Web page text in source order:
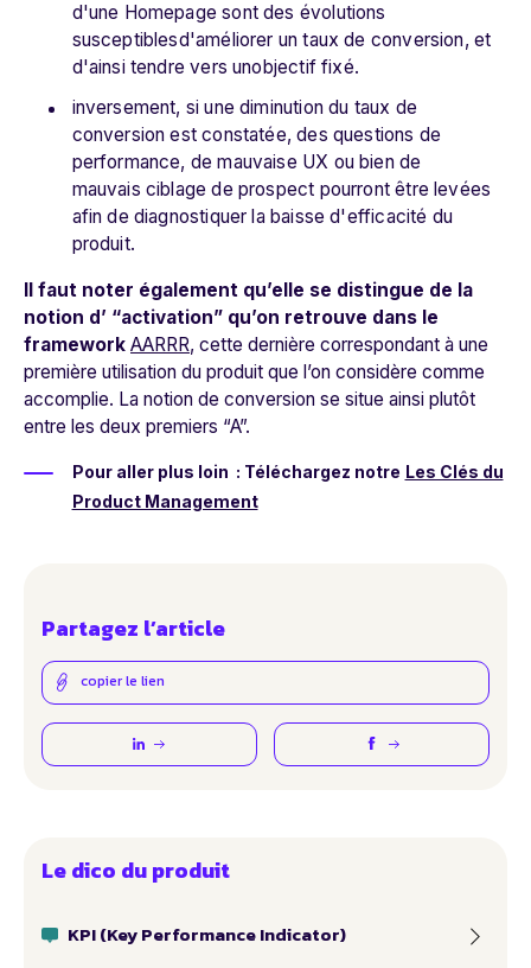
d'une Homepage sont des évolutions
susceptiblesd'améliorer un taux de conversion, et
d'ainsi tendre vers unobjectif fixé.
inversement, si une diminution du taux de
conversion est constatée, des questions de
performance, de mauvaise UX ou bien de
mauvais ciblage de prospect pourront être levées
afin de diagnostiquer la baisse d'efficacité du
produit.
Il faut noter également qu’elle se distingue de la
notion d’ “activation” qu’on retrouve dans le
framework AARRR, cette dernière correspondant à une
première utilisation du produit que l’on considère comme
accomplie. La notion de conversion se situe ainsi plutôt
entre les deux premiers “A”.
Pour aller plus loin : Téléchargez notre Les Clés du
Product Management
Partagez l’article
copier le lien
Le dico du produit
KPI (Key Performance Indicator)